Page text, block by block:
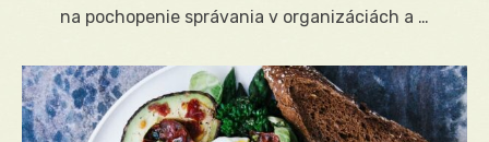
na pochopenie správania v organizáciách a …